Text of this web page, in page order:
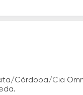
Córdoba/Cia